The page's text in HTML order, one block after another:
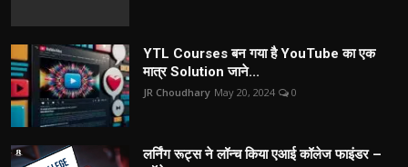
YTL Courses बन गया है YouTube का एक
मात्र Solution जाने...
JR Choudhary May 20, 2024 0
लर्निंग रूट्स ने लॉन्च किया एआई कॉलेज फाइंडर –